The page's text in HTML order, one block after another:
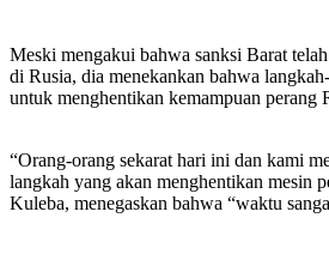
Meski mengakui bahwa sanksi Barat
di Rusia, dia menekankan bahwa
untuk menghentikan kemampuan perang
“Orang-orang sekarat hari ini dan kami
langkah yang akan menghentikan mesin
Kuleba, menegaskan bahwa “waktu